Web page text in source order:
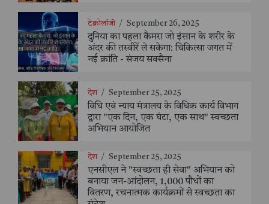
टेक्नोलॉजी / September 26, 2025
दुनिया का पहला कैमरा जो इंसान के शरीर के
अंदर की तस्वीरें ले सकेगा: चिकित्सा जगत में
नई क्रांति - संजय सक्सैना
देश / September 25, 2025
विधि एवं न्याय मंत्रालय के विधिक कार्य विभाग
द्वारा "एक दिन, एक घंटा, एक साथ" स्वच्छता
अभियान आयोजित
देश / September 25, 2025
एनसीएल ने "स्वच्छता ही सेवा" अभियान को
बनाया जन-आंदोलन, 1,000 पौधों का
वितरण, रचनात्मक कार्यक्रमों से स्वच्छता का